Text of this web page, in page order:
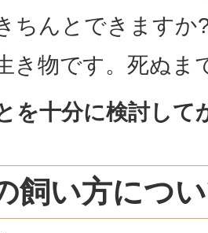
ちんとできますか
き物です。死ぬま
を十分に検討して
飼い方につ